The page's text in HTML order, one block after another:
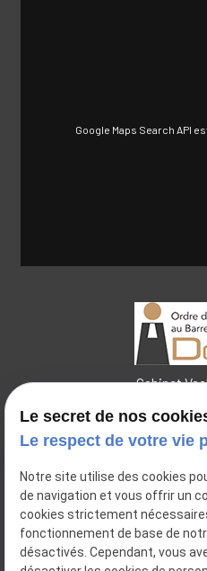
Google Maps Search API
Cabinet
place
44 place
59500
place
14 Bis Rue
59112
Le secret de nos
Le respect de votre vie
Notre site utilise des cookies
de navigation et vous offrir un
cookies strictement
fonctionnement de base de
désactivés. Cependant, vous